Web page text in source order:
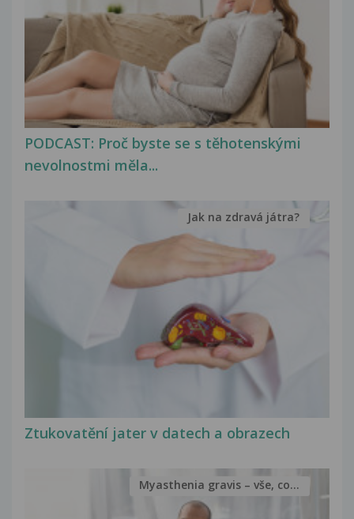
PODCAST: Proč byste se s těhotenskými
nevolnostmi měla...
Ztukovatění jater v datech a obrazech
Jak na zdravá játra?
Myasthenia gravis – vše, co...